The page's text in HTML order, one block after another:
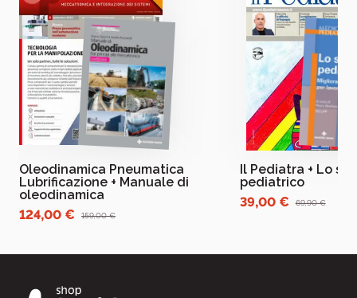
Oleodinamica Pneumatica
Lubrificazione + Manuale di
oleodinamica
124,00 €
159,00 €
Il Pediatra + Lo
pediatrico
39,00 €
69,90 €